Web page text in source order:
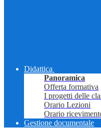
Didattica
Panoramica
Offerta formativa
I progetti delle
Orario Lezioni
Orario
Gestione documentale